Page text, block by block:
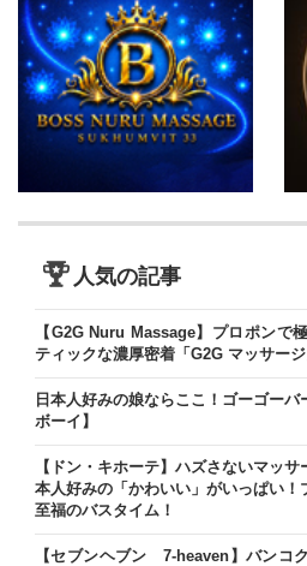
人気の記事
【G2G Nuru Massage】プロポンで
ティックな濃厚密着「G2G マッサージ
日本人好みの娘ならここ！ゴーゴー
ボーイ】
【ドン・キホーテ】ハズさないマッ
本人好みの「かわいい」がいっぱい！
至福のバスタイム！
【セブンヘブン 7-heaven】バンコ